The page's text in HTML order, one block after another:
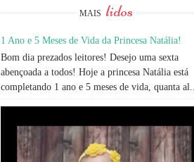
MAIS lidos
1 Ano e 5 Meses de Vida da Princesa Natália!
Bom dia prezados leitores! Desejo uma sexta
abençoada a todos! Hoje a princesa Natália está
completando 1 ano e 5 meses de vida, quanta al...